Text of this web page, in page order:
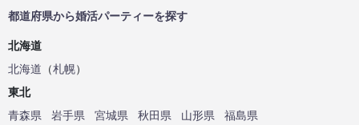
都道府県から婚活パーティーを探す
北海道
北海道 （札幌）
東北
青森県
岩手県 宮城県 秋田県 山形県
福島県